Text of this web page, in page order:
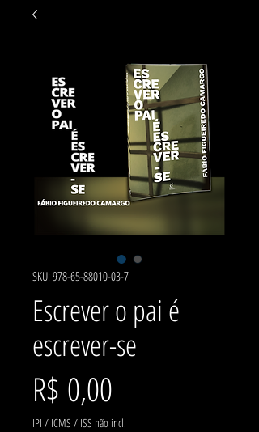
SKU: 978-65-88010-03-7
Escrever o pai é
escrever-se
R$ 0,00
IPI / ICMS / ISS não incl.